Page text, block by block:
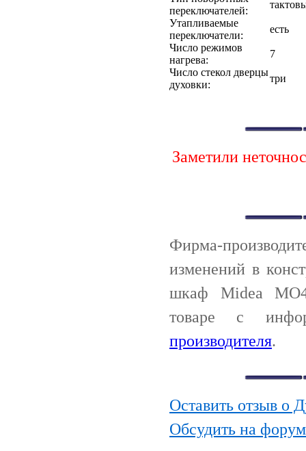
переключателей:
Утапливаемые
переключатели:
есть
Число режимов
нагрева:
7
Число стекол дверцы
духовки:
три
Заметили
Фирма-
изменений в
шкаф Midea
товаре с
производителя.
Оставить отзыв о
Обсудить на